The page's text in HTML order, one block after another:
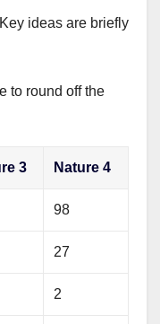
ideas are briefly
to round off the
3 Nature 4
98
27
2